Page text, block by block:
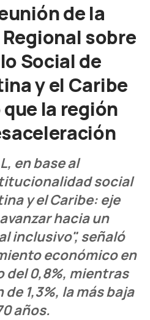
de la
sobre
Social de
y el Caribe
la región
en base al
social
y el Caribe: eje
hacia un
inclusivo", señaló
económico en
del 0,8%, mientras
1,3%, la más baja
años.